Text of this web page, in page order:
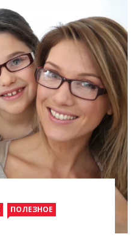
ПОЛЕЗНОЕ